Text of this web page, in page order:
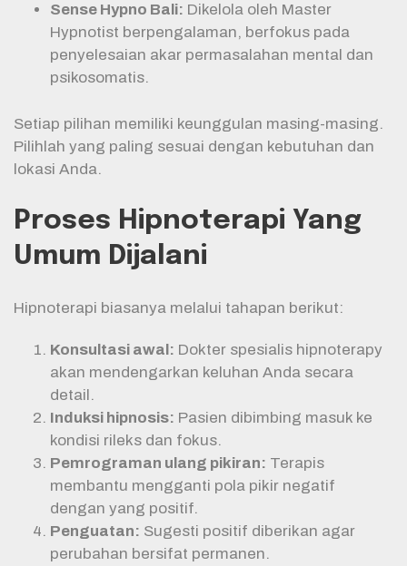
Sense Hypno Bali: Dikelola oleh Master
Hypnotist berpengalaman, berfokus pada
penyelesaian akar permasalahan mental dan
psikosomatis.
Setiap pilihan memiliki keunggulan masing-masing.
Pilihlah yang paling sesuai dengan kebutuhan dan
lokasi Anda.
Proses Hipnoterapi Yang
Umum Dijalani
Hipnoterapi biasanya melalui tahapan berikut:
Konsultasi awal: Dokter spesialis hipnoterapy
akan mendengarkan keluhan Anda secara
detail.
Induksi hipnosis: Pasien dibimbing masuk ke
kondisi rileks dan fokus.
Pemrograman ulang pikiran: Terapis
membantu mengganti pola pikir negatif
dengan yang positif.
Penguatan: Sugesti positif diberikan agar
perubahan bersifat permanen.